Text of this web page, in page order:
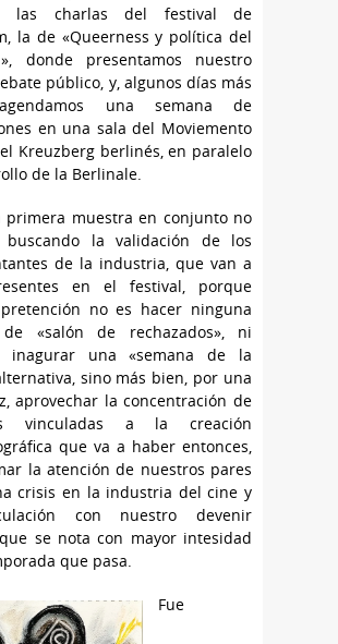
las charlas del festival de
la de «Queerness y política del
donde presentamos nuestro
público, y, algunos días más
una semana de
en una sala del Moviemento
Kreuzberg berlinés, en paralelo
de la Berlinale.
primera muestra en conjunto no
buscando la validación de los
de la industria, que van a
en el festival, porque
no es hacer ninguna
de «salón de rechazados», ni
inagurar una «semana de la
sino más bien, por una
aprovechar la concentración de
vinculadas a la creación
que va a haber entonces,
la atención de nuestros pares
crisis en la industria del cine y
con nuestro devenir
se nota con mayor intesidad
que pasa.
Fue